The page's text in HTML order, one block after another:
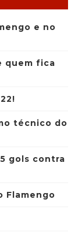
e no
quem fica
técnico do
gols contra
Flamengo